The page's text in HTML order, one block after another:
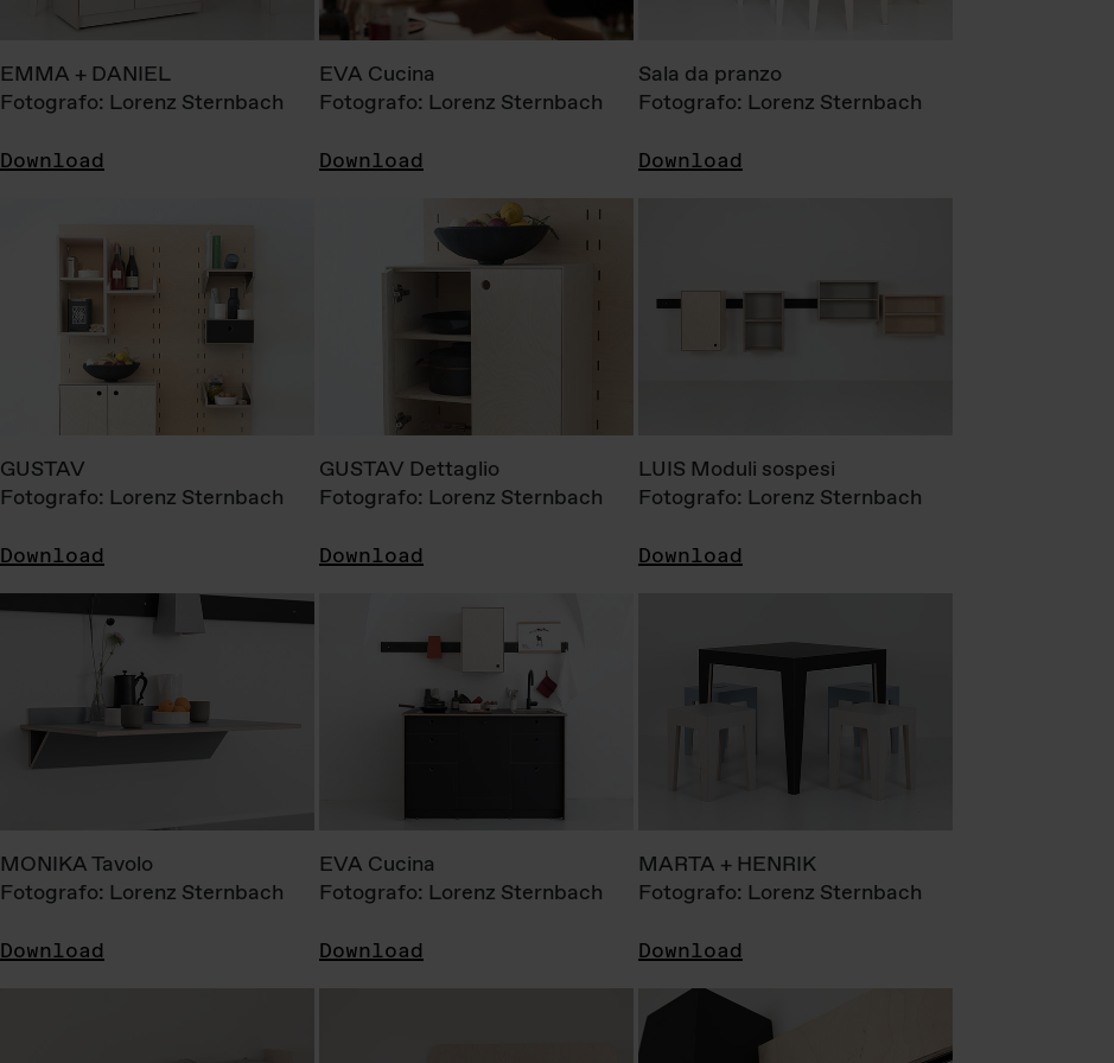
EMMA + DANIEL
Fotografo: Lorenz Sternbach
Download
EVA Cucina
Fotografo: Lorenz Sternbach
Download
Sala da pranzo
Fotografo: Lorenz Sternbach
Download
GUSTAV
Fotografo: Lorenz Sternbach
Download
GUSTAV Dettaglio
Fotografo: Lorenz Sternbach
Download
LUIS Moduli sospesi
Fotografo: Lorenz Sternbach
Download
MONIKA Tavolo
Fotografo: Lorenz Sternbach
Download
EVA Cucina
Fotografo: Lorenz Sternbach
Download
MARTA + HENRIK
Fotografo: Lorenz Sternbach
Download